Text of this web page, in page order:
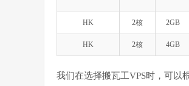
HK 2核 2GB
HK 2核 4GB
我们在选择搬瓦工VPS时，可以